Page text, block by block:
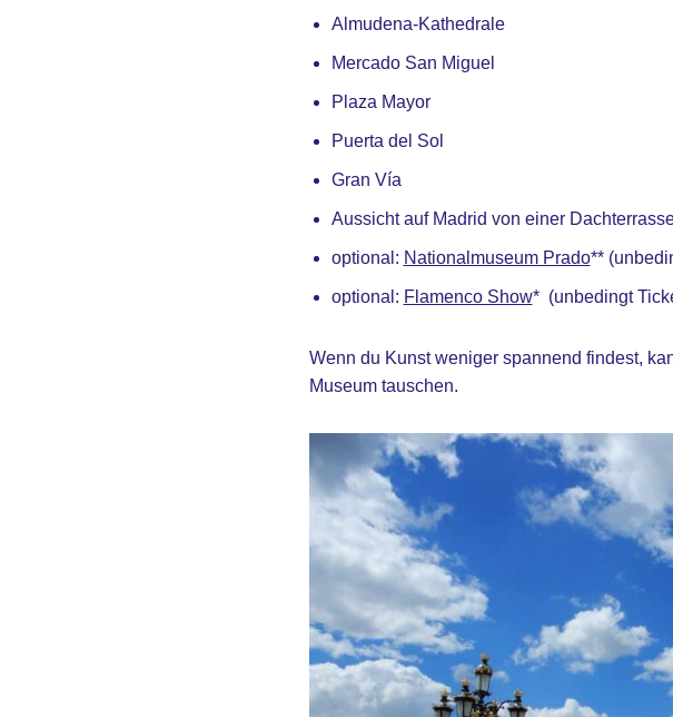
Almudena-Kathedrale
Mercado San Miguel
Plaza Mayor
Puerta del Sol
Gran Vía
Aussicht auf Madrid von einer
optional: Nationalmuseum Prado**
optional: Flamenco Show* (unbedingt
Wenn du Kunst weniger spannend findest,
Museum tauschen.